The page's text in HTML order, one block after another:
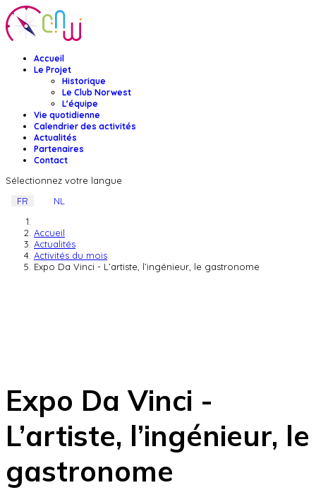
Accueil
Le Projet
Historique
Le Club Norwest
L'équipe
Vie quotidienne
Calendrier des activités
Actualités
Partenaires
Contact
Sélectionnez votre langue
FR
NL
Accueil
Actualités
Activités du mois
Expo Da Vinci - L’artiste, l’ingénieur, le gastronome
Expo Da Vinci -
L’artiste, l’ingénieur, le
gastronome